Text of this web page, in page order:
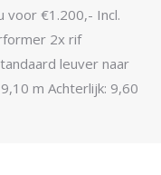
voor €1.200,- Incl.
2x rif
leuver naar
m Achterlijk: 9,60